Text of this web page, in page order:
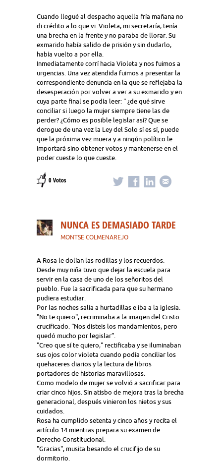
Cuando llegué al despacho aquella fría mañana no
di crédito a lo que vi. Violeta, mi secretaría, tenía
una brecha en la frente y no paraba de llorar. Su
exmarido había salido de prisión y sin dudarlo,
había vuelto a por ella.
Inmediatamente corrí hacia Violeta y nos fuimos a
urgencias. Una vez atendida fuimos a presentar la
correspondiente denuncia en la que se reflejaba la
desesperación por volver a ver a su exmarido y en
cuya parte final se podía leer: " ¿de qué sirve
conciliar si luego la mujer siempre tiene las de
perder? ¿Cómo es posible legislar así? Que se
derogue de una vez la Ley del Solo sí es sí, puede
que la próxima vez muera y a ningún político le
importará sino obtener votos y mantenerse en el
poder cueste lo que cueste.
0 Votos
NUNCA ES DEMASIADO TARDE
MONTSE COLMENAREJO
A Rosa le dolían las rodillas y los recuerdos.
Desde muy niña tuvo que dejar la escuela para
servir en la casa de uno de los señoritos del
pueblo. Fue la sacrificada para que su hermano
pudiera estudiar.
Por las noches salía a hurtadillas e iba a la iglesia.
"No te quiero", recriminaba a la imagen del Cristo
crucificado. “Nos disteis los mandamientos, pero
quedó mucho por legislar”.
"Creo que sí te quiero," rectificaba y se iluminaban
sus ojos color violeta cuando podía conciliar los
quehaceres diarios y la lectura de libros
portadores de historias maravillosas.
Como modelo de mujer se volvió a sacrificar para
criar cinco hijos. Sin atisbo de mejora tras la brecha
generacional, después vinieron los nietos y sus
cuidados.
Rosa ha cumplido setenta y cinco años y recita el
artículo 14 mientras prepara su examen de
Derecho Constitucional.
"Gracias", musita besando el crucifijo de su
dormitorio.